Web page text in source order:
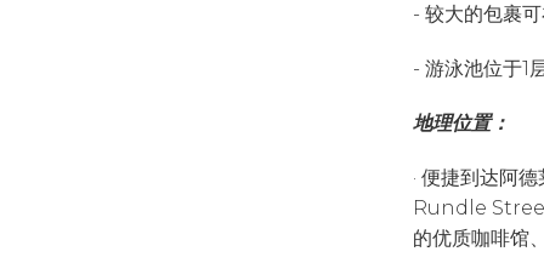
- 较大的包裹
- 游泳池位于1
地理位置：
· 便捷到达阿
Rundle
的优质咖啡馆